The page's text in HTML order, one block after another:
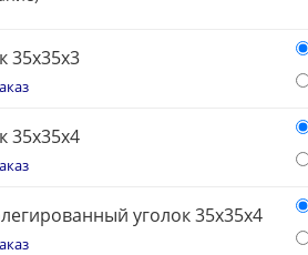
35х35х3
35х35х4
уголок 35х35х4